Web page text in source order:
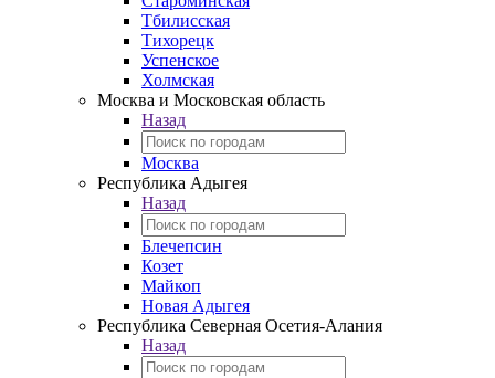
Тбилисская
Тихорецк
Успенское
Холмская
Москва и Московская область
Назад
Москва
Республика Адыгея
Назад
Блечепсин
Козет
Майкоп
Новая Адыгея
Республика Северная Осетия-Алания
Назад